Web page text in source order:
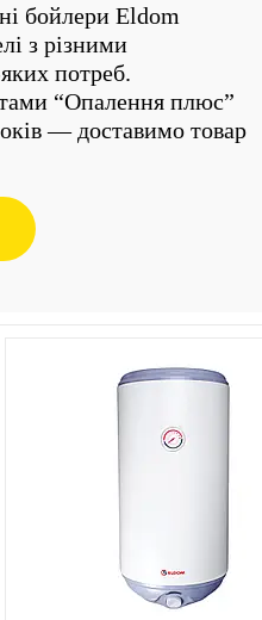
бойлери Eldom
з різними
потреб.
“Опалення плюс”
— доставимо товар